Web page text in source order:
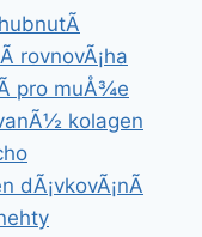
rovnovÃ¡ha
pro muÅ¾e
kolagen
dÃ¡vkovÃ¡nÃ­